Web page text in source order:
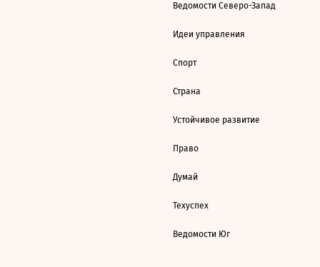
Ведомости Северо-Запад
Идеи управления
Спорт
Страна
Устойчивое развитие
Право
Думай
Техуспех
Ведомости Юг